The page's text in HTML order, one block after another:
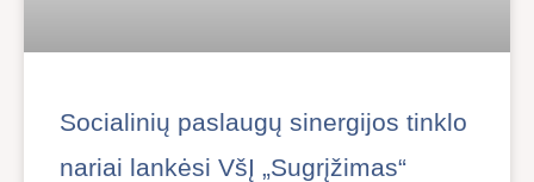
Socialinių paslaugų sinergijos tinklo
nariai lankėsi VšĮ „Sugrįžimas“